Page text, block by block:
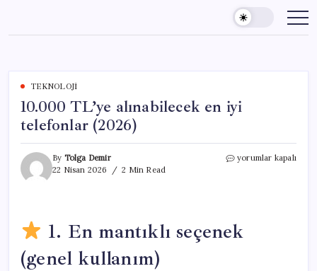
content
TEKNOLOJI
10.000 TL’ye alınabilecek en iyi
telefonlar (2026)
By Tolga Demir
22 Nisan 2026
2 Min Read
10.000
(2026)
için
yorumlar kapalı
1. En mantıklı seçenek
(genel kullanım)